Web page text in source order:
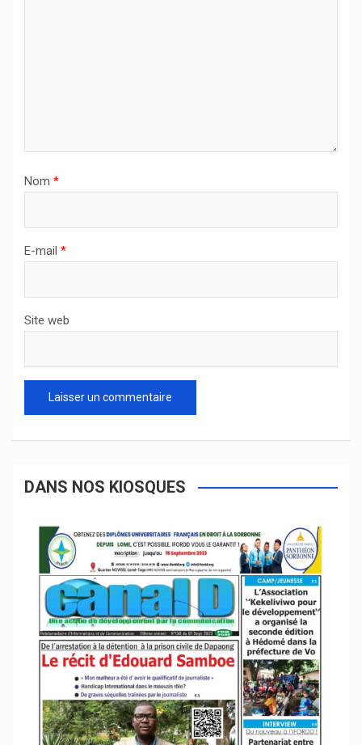
Nom *
E-mail *
Site web
DANS NOS KIOSQUES